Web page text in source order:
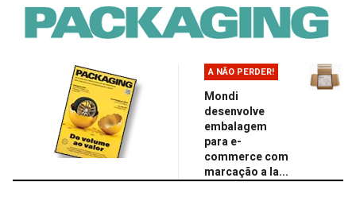
A NÃO PERDER!
Mondi
desenvolve
embalagem
para e-
commerce com
marcação a la...